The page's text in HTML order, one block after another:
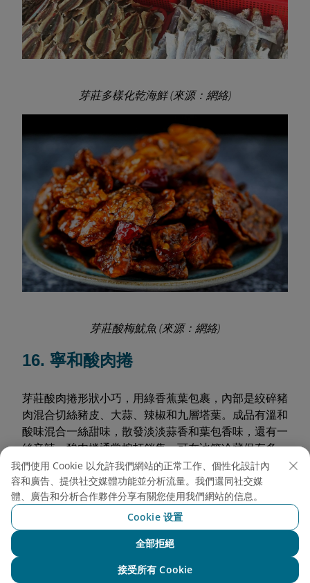
芽莊多樣化乾海鮮 (來源：網絡)
芽莊酸梅魷魚 (來源：網絡)
16. 寧和酸肉捲
芽莊酸肉捲形狀小巧，用綠香蕉葉包裹，內部是絞碎豬
肉混合切絲豬皮、大蒜、辣椒和九層塔葉。成品有溫和
酸味混合一絲甜味，散發淡淡蒜香和葉包香味，還有一
絲辛辣。酸肉捲通常按打銷售，可在冰箱冷藏保存多
日，適合作為零食或輕酒菜。
參考價格：70,000 越南盾/盒20個
我們使用 Cookie 以允許我們網站的正常工作、個性化設計內
容和廣告、提供社交媒體功能並分析流量。我們還同社交媒
體、廣告和分析合作夥伴分享有關您使用我們網站的信息。
Cookie 设置
全部拒絕
接受所有 Cookie